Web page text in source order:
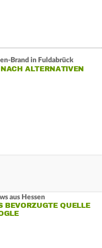
Brand in Fuldabrück
ALTERNATIVEN
aus Hessen
BEVORZUGTE QUELLE